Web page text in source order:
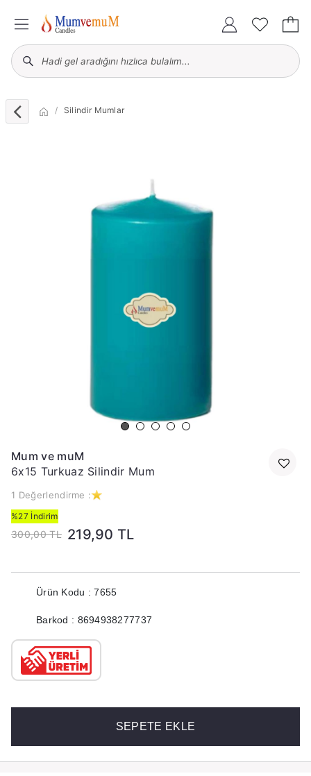
Silindir Mumlar
Mum ve muM
6x15 Turkuaz Silindir Mum
1 Değerlendirme :
%27 İndirim
300,00 TL 219,90 TL
Ürün Kodu : 7655
Barkod : 8694938277737
SEPETE EKLE